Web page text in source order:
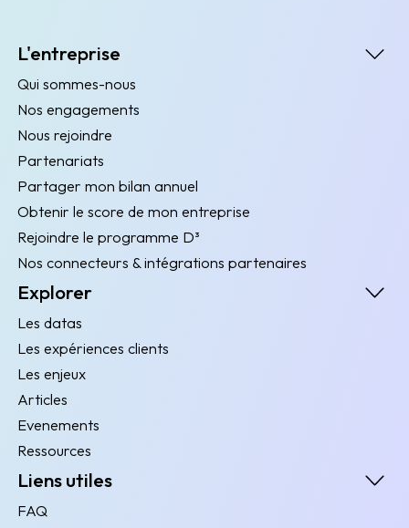
L'entreprise
Qui sommes-nous
Nos engagements
Nous rejoindre
Partenariats
Partager mon bilan annuel
Obtenir le score de mon entreprise
Rejoindre le programme D³
Nos connecteurs & intégrations partenaires
Explorer
Les datas
Les expériences clients
Les enjeux
Articles
Evenements
Ressources
Liens utiles
FAQ